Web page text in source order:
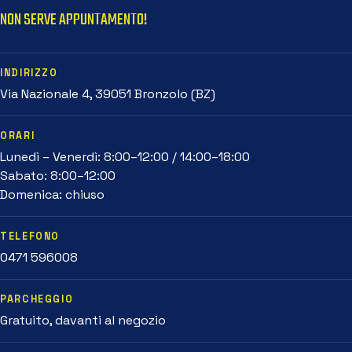
NON SERVE APPUNTAMENTO!
INDIRIZZO
Via Nazionale 4, 39051 Bronzolo (BZ)
ORARI
Lunedì – Venerdì: 8:00–12:00 / 14:00–18:00
Sabato: 8:00–12:00
Domenica: chiuso
TELEFONO
0471 596008
PARCHEGGIO
Gratuito, davanti al negozio